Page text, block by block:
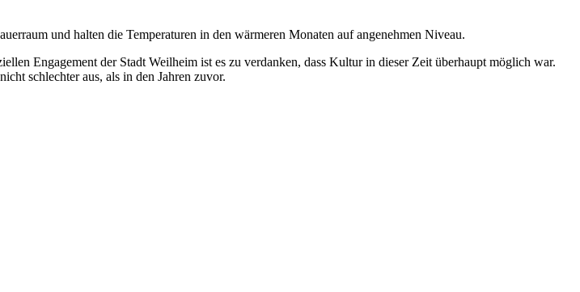
und halten die Temperaturen in den wärmeren Monaten auf angenehmen Niveau.
Engagement der Stadt Weilheim ist es zu verdanken, dass Kultur in dieser Zeit überhaupt möglich war.
schlechter aus, als in den Jahren zuvor.